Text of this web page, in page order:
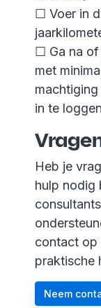
☐ Voer in
☐ Ga na of
met
in te
Heb je
hulp nodig
contact op
praktische
Neem